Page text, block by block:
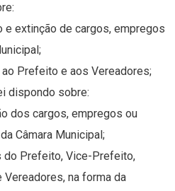
e extinção de cargos, empregos
Prefeito e aos Vereadores;
dispondo sobre:
dos cargos, empregos ou
Câmara Municipal;
do Prefeito, Vice-Prefeito,
na forma da